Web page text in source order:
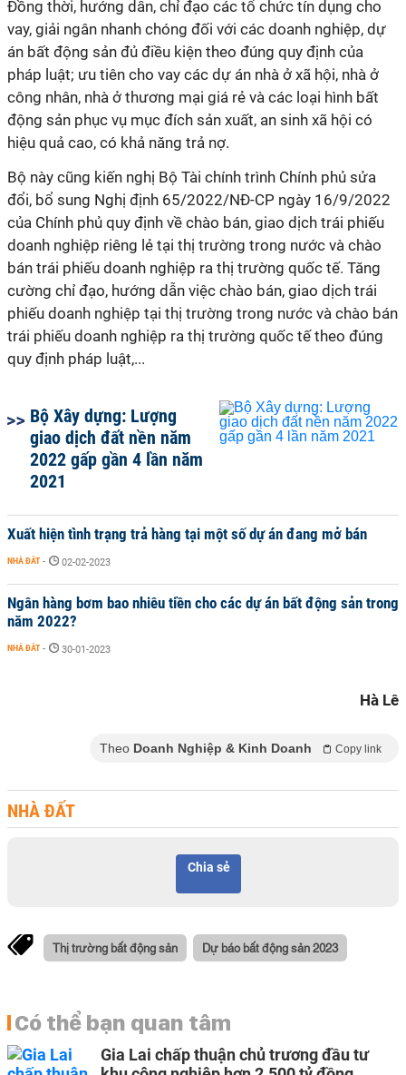
Đồng thời, hướng dẫn, chỉ đạo các tổ chức tín dụng cho
vay, giải ngân nhanh chóng đối với các doanh nghiệp, dự
án bất động sản đủ điều kiện theo đúng quy định của
pháp luật; ưu tiên cho vay các dự án nhà ở xã hội, nhà ở
công nhân, nhà ở thương mại giá rẻ và các loại hình bất
động sản phục vụ mục đích sản xuất, an sinh xã hội có
hiệu quả cao, có khả năng trả nợ.
Bộ này cũng kiến nghị Bộ Tài chính trình Chính phủ sửa
đổi, bổ sung Nghị định 65/2022/NĐ-CP ngày 16/9/2022
của Chính phủ quy định về chào bán, giao dịch trái phiếu
doanh nghiệp riêng lẻ tại thị trường trong nước và chào
bán trái phiếu doanh nghiệp ra thị trường quốc tế. Tăng
cường chỉ đạo, hướng dẫn việc chào bán, giao dịch trái
phiếu doanh nghiệp tại thị trường trong nước và chào bán
trái phiếu doanh nghiệp ra thị trường quốc tế theo đúng
quy định pháp luật,...
Bộ Xây dựng: Lượng
giao dịch đất nền năm
2022 gấp gần 4 lần năm
2021
Xuất hiện tình trạng trả hàng tại một số dự án đang mở bán
NHÀ ĐẤT - 02-02-2023
Ngân hàng bơm bao nhiêu tiền cho các dự án bất động sản trong
năm 2022?
NHÀ ĐẤT - 30-01-2023
Hà Lê
Theo Doanh Nghiệp & Kinh Doanh Copy link
NHÀ ĐẤT
Chia sẻ
Thị trường bất động sản Dự báo bất động sản 2023
Có thể bạn quan tâm
Gia Lai chấp thuận chủ trương đầu tư